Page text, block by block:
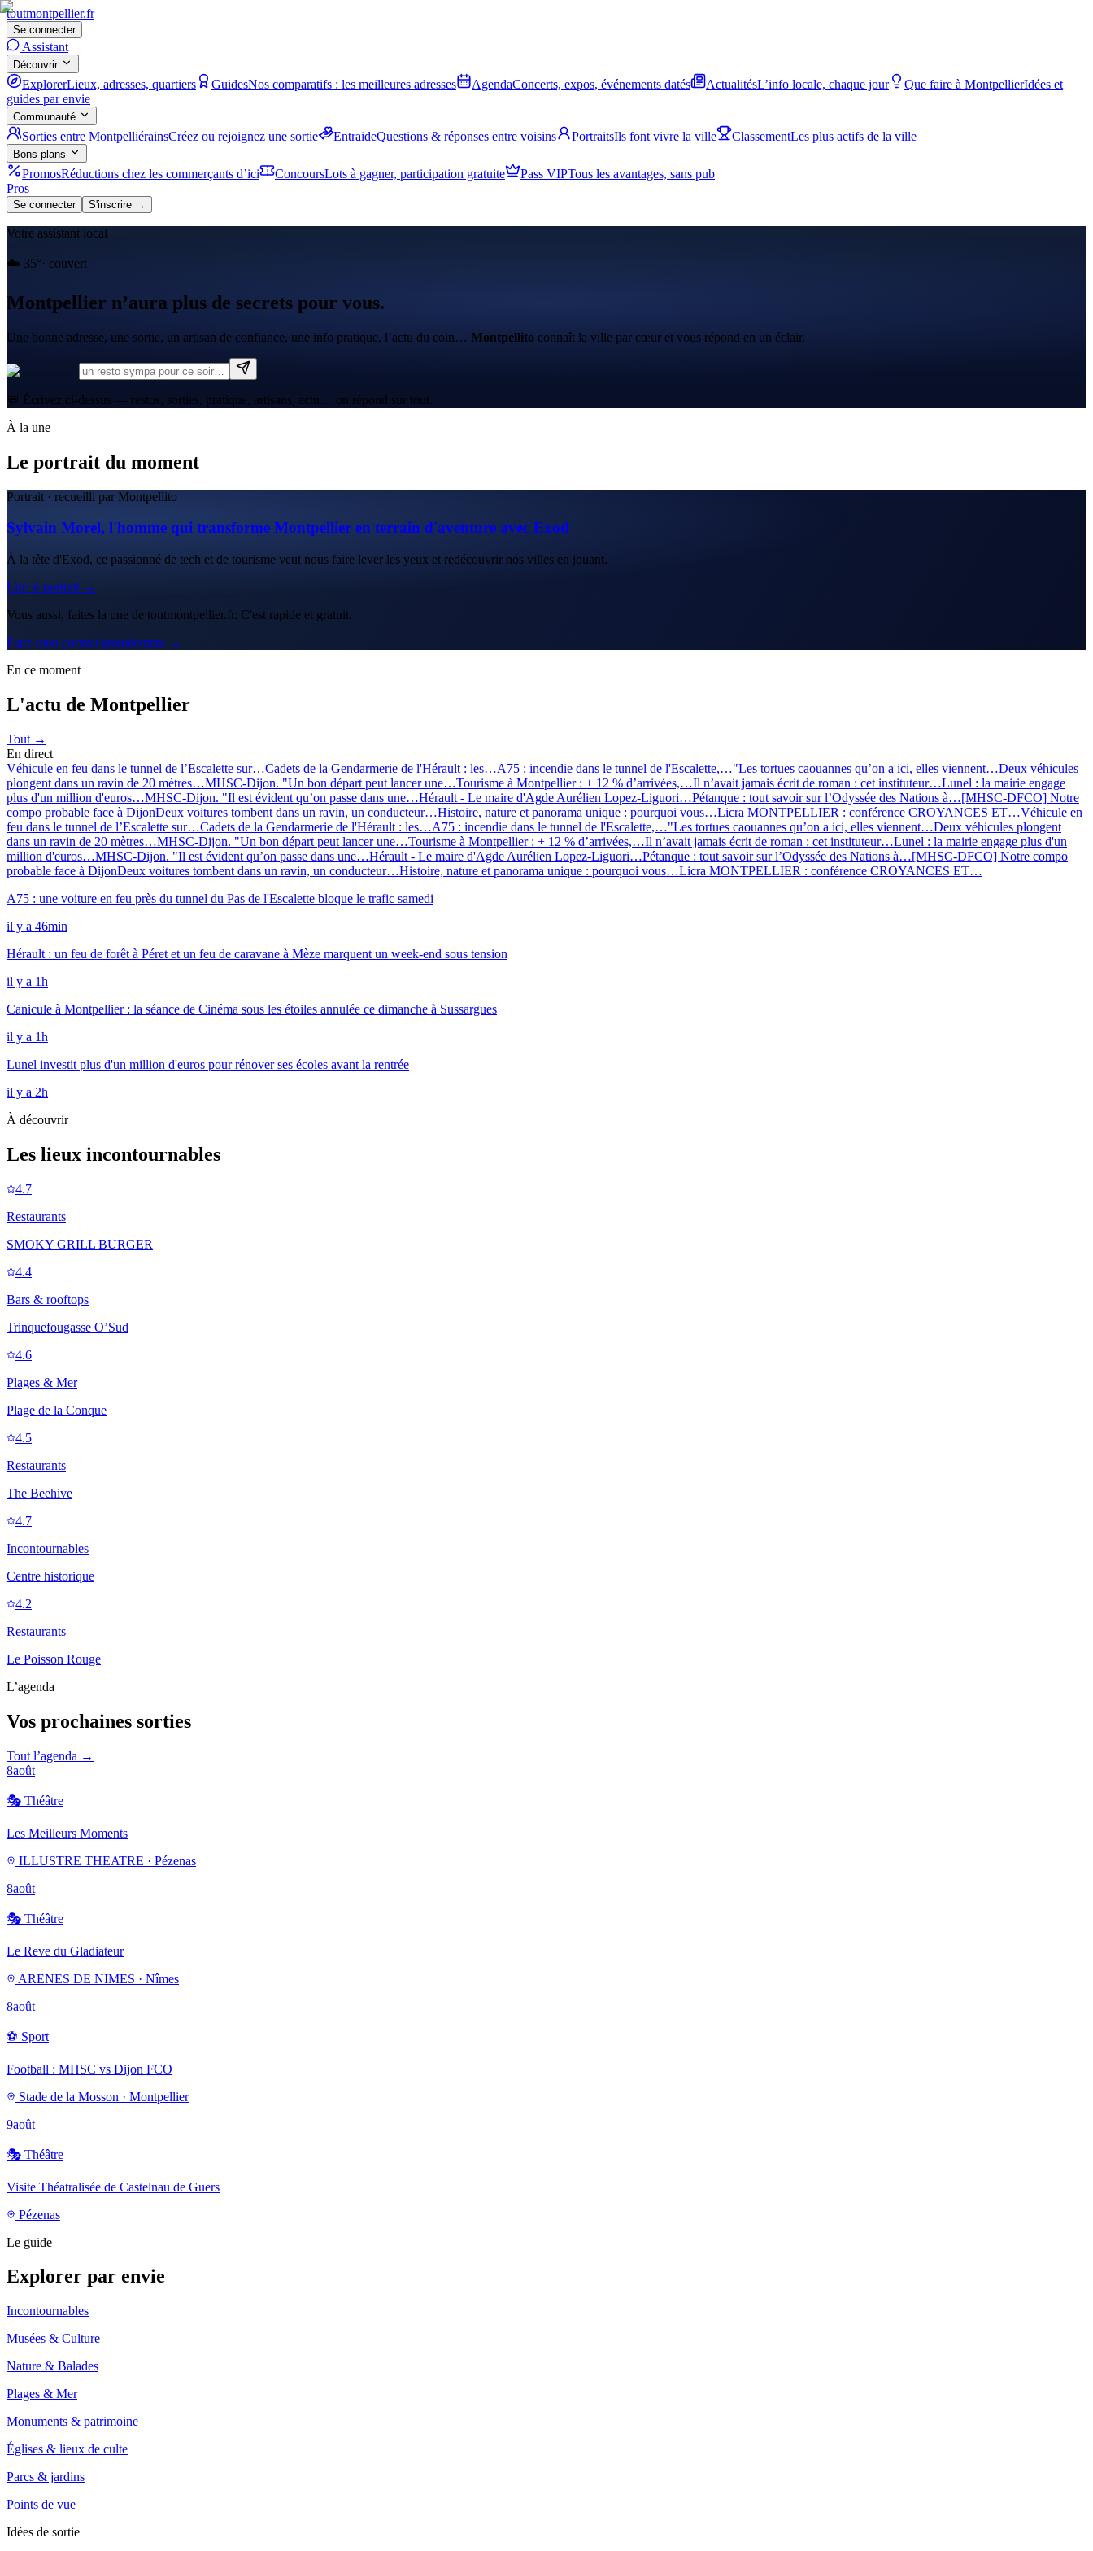
toutmontpellier.fr
Se connecter
Assistant
Découvrir
ExplorerLieux, adresses, quartiers GuidesNos comparatifs : les meilleures adresses AgendaConcerts, expos, événements datés ActualitésL’info locale, chaque jour Que faire à MontpellierIdées et
guides par envie
Communauté
Sorties entre MontpelliérainsCréez ou rejoignez une sortie EntraideQuestions & réponses entre voisins PortraitsIls font vivre la ville ClassementLes plus actifs de la ville
Bons plans
PromosRéductions chez les commerçants d’ici ConcoursLots à gagner, participation gratuite Pass VIPTous les avantages, sans pub
Pros
Se connecter S'inscrire →
Votre assistant local
☁️ 35°· couvert
Montpellier n’aura plus de secrets pour vous.
Une bonne adresse, une sortie, un artisan de confiance, une info pratique, l’actu du coin… Montpellito connaît la ville par cœur et vous répond en un éclair.
💬 Écrivez ci-dessus — restos, sorties, pratique, artisans, actu… on répond sur tout.
À la une
Le portrait du moment
Portrait · recueilli par Montpellito
Sylvain Morel, l'homme qui transforme Montpellier en terrain d'aventure avec Exod
À la tête d'Exod, ce passionné de tech et de tourisme veut nous faire lever les yeux et redécouvrir nos villes en jouant.
Lire le portrait →
Vous aussi, faites la une de toutmontpellier.fr. C'est rapide et gratuit.
Faire mon portrait gratuitement →
En ce moment
L'actu de Montpellier
Tout →
En direct
Véhicule en feu dans le tunnel de l’Escalette sur…Cadets de la Gendarmerie de l'Hérault : les…A75 : incendie dans le tunnel de l'Escalette,…"Les tortues caouannes qu’on a ici, elles viennent…Deux véhicules
plongent dans un ravin de 20 mètres…MHSC-Dijon. "Un bon départ peut lancer une…Tourisme à Montpellier : + 12 % d’arrivées,…Il n’avait jamais écrit de roman : cet instituteur…Lunel : la mairie engage
plus d'un million d'euros…MHSC-Dijon. "Il est évident qu’on passe dans une…Hérault - Le maire d'Agde Aurélien Lopez-Liguori…Pétanque : tout savoir sur l’Odyssée des Nations à…[MHSC-DFCO] Notre
compo probable face à DijonDeux voitures tombent dans un ravin, un conducteur…Histoire, nature et panorama unique : pourquoi vous…Licra MONTPELLIER : conférence CROYANCES ET…Véhicule en
feu dans le tunnel de l’Escalette sur…Cadets de la Gendarmerie de l'Hérault : les…A75 : incendie dans le tunnel de l'Escalette,…"Les tortues caouannes qu’on a ici, elles viennent…Deux véhicules plongent
dans un ravin de 20 mètres…MHSC-Dijon. "Un bon départ peut lancer une…Tourisme à Montpellier : + 12 % d’arrivées,…Il n’avait jamais écrit de roman : cet instituteur…Lunel : la mairie engage plus d'un
million d'euros…MHSC-Dijon. "Il est évident qu’on passe dans une…Hérault - Le maire d'Agde Aurélien Lopez-Liguori…Pétanque : tout savoir sur l’Odyssée des Nations à…[MHSC-DFCO] Notre compo
probable face à DijonDeux voitures tombent dans un ravin, un conducteur…Histoire, nature et panorama unique : pourquoi vous…Licra MONTPELLIER : conférence CROYANCES ET…
A75 : une voiture en feu près du tunnel du Pas de l'Escalette bloque le trafic samedi
il y a 46min
Hérault : un feu de forêt à Péret et un feu de caravane à Mèze marquent un week-end sous tension
il y a 1h
Canicule à Montpellier : la séance de Cinéma sous les étoiles annulée ce dimanche à Sussargues
il y a 1h
Lunel investit plus d'un million d'euros pour rénover ses écoles avant la rentrée
il y a 2h
À découvrir
Les lieux incontournables
4.7
Restaurants
SMOKY GRILL BURGER
4.4
Bars & rooftops
Trinquefougasse O’Sud
4.6
Plages & Mer
Plage de la Conque
4.5
Restaurants
The Beehive
4.7
Incontournables
Centre historique
4.2
Restaurants
Le Poisson Rouge
L’agenda
Vos prochaines sorties
Tout l’agenda →
8août
🎭 Théâtre
Les Meilleurs Moments
ILLUSTRE THEATRE · Pézenas
8août
🎭 Théâtre
Le Reve du Gladiateur
ARENES DE NIMES · Nîmes
8août
⚽ Sport
Football : MHSC vs Dijon FCO
Stade de la Mosson · Montpellier
9août
🎭 Théâtre
Visite Théatralisée de Castelnau de Guers
Pézenas
Le guide
Explorer par envie
Incontournables
Musées & Culture
Nature & Balades
Plages & Mer
Monuments & patrimoine
Églises & lieux de culte
Parcs & jardins
Points de vue
Idées de sortie